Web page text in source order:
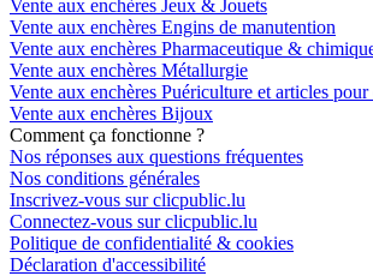
Vente aux enchères Jeux & Jouets
Vente aux enchères Engins de manutention
Vente aux enchères Pharmaceutique &
Vente aux enchères Métallurgie
Vente aux enchères Puériculture et articles pour
Vente aux enchères Bijoux
Comment ça fonctionne ?
Nos réponses aux questions fréquentes
Nos conditions générales
Inscrivez-vous sur clicpublic.lu
Connectez-vous sur clicpublic.lu
Politique de confidentialité & cookies
Déclaration d'accessibilité